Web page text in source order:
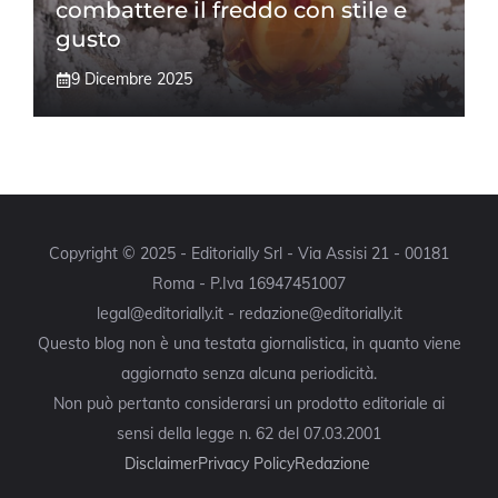
combattere il freddo con stile e
gusto
9 Dicembre 2025
Copyright © 2025 - Editorially Srl - Via Assisi 21 - 00181
Roma - P.Iva 16947451007
legal@editorially.it - redazione@editorially.it
Questo blog non è una testata giornalistica, in quanto viene
aggiornato senza alcuna periodicità.
Non può pertanto considerarsi un prodotto editoriale ai
sensi della legge n. 62 del 07.03.2001
DisclaimerPrivacy PolicyRedazione